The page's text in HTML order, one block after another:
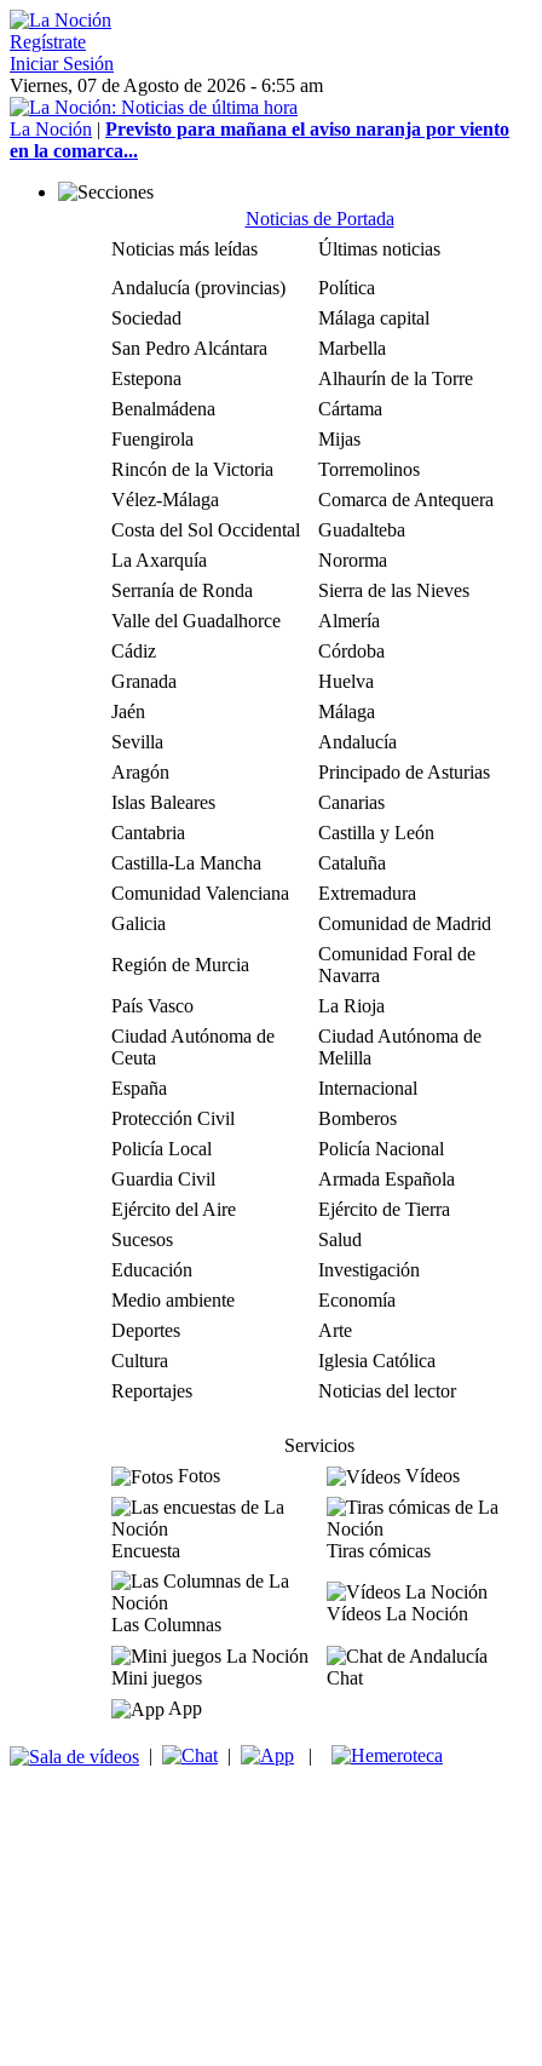
Regístrate
Iniciar Sesión
Viernes, 07 de Agosto de 2026 - 6:55 am
La Noción | Previsto para mañana el aviso naranja por viento
en la comarca...
Noticias de Portada
Noticias más leídas
Últimas noticias
Andalucía (provincias)
Política
Sociedad
Málaga capital
San Pedro Alcántara
Marbella
Estepona
Alhaurín de la Torre
Benalmádena
Cártama
Fuengirola
Mijas
Rincón de la Victoria
Torremolinos
Vélez-Málaga
Comarca de Antequera
Costa del Sol Occidental
Guadalteba
La Axarquía
Nororma
Serranía de Ronda
Sierra de las Nieves
Valle del Guadalhorce
Almería
Cádiz
Córdoba
Granada
Huelva
Jaén
Málaga
Sevilla
Andalucía
Aragón
Principado de Asturias
Islas Baleares
Canarias
Cantabria
Castilla y León
Castilla-La Mancha
Cataluña
Comunidad Valenciana
Extremadura
Galicia
Comunidad de Madrid
Región de Murcia
Comunidad Foral de
Navarra
País Vasco
La Rioja
Ciudad Autónoma de
Ceuta
Ciudad Autónoma de
Melilla
España
Internacional
Protección Civil
Bomberos
Policía Local
Policía Nacional
Guardia Civil
Armada Española
Ejército del Aire
Ejército de Tierra
Sucesos
Salud
Educación
Investigación
Medio ambiente
Economía
Deportes
Arte
Cultura
Iglesia Católica
Reportajes
Noticias del lector
Servicios
Fotos
Vídeos
Encuesta Tiras cómicas
Las Columnas
Vídeos La Noción
Mini juegos
Chat
App
| | |